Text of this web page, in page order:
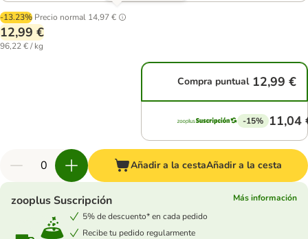
-13.23% Precio normal 14,97 €
12,99 €
96,22 € / kg
Compra puntual 12,99 €
-15% 11,04
Añadir a la cestaAñadir a la cesta
zooplus Suscripción
Más información
5% de descuento* en cada pedido
Recibe tu pedido regularmente